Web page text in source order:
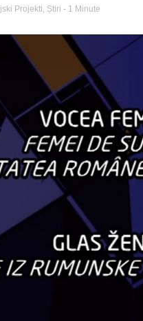
Projekti Știri - 1 Minute